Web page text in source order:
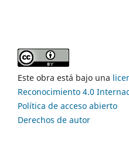
Este obra está bajo una
Reconocimiento 4.0
Política de acceso abierto
Derechos de autor